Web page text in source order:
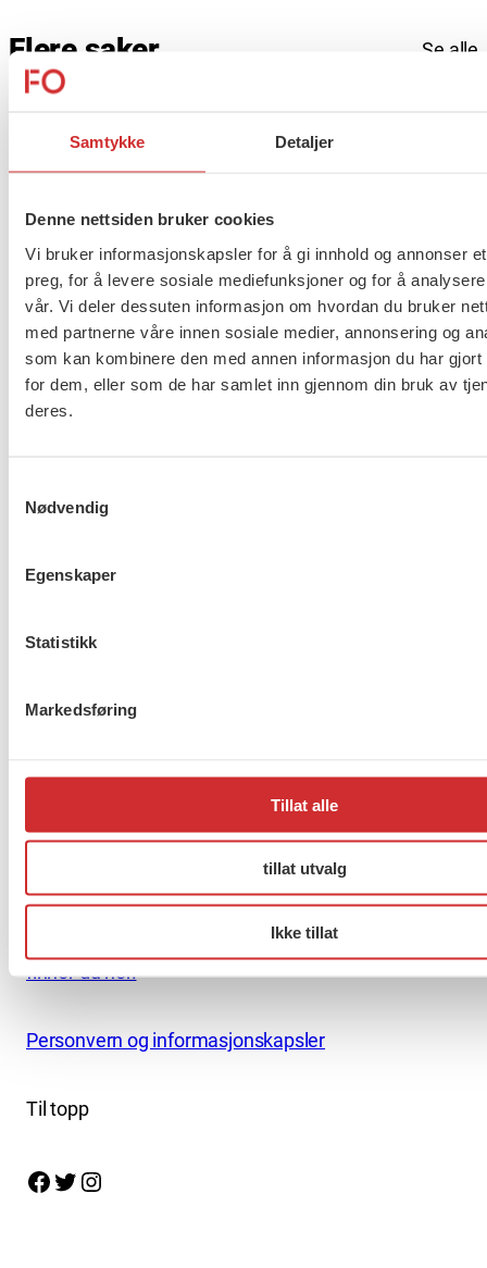
Samtykke Detaljer
Denne nettsiden bruker cookies
Vi bruker informasjonskapsler for å gi innhold og annonser
preg, for å levere sosiale mediefunksjoner og for å
vår. Vi deler dessuten informasjon om hvordan du bruker
med partnerne våre innen sosiale medier, annonsering og
som kan kombinere den med annen informasjon du har gjort
for dem, eller som de har samlet inn gjennom din bruk av
deres.
Nødvendig
Egenskaper
Statistikk
Markedsføring
Tillat alle
tillat utvalg
Ikke tillat
Flere saker Se alle
Taushetsplikt og personvern
Er du berørt av brannen i
Drammen?
About us (English)
0506 OSLO
Nettredaktør: nettredaktor@fo.no
Ansvarlig redaktør: Marianne Solberg
Fakturaadresser til FO sentralt og FOs avdelinger
finner du her.
Personvern og informasjonskapsler
Til topp
Facebook Twitter Instagram